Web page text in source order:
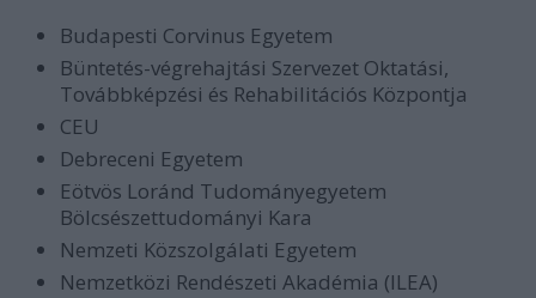
Budapesti Corvinus Egyetem
Büntetés-végrehajtási Szervezet Oktatási,
Továbbképzési és Rehabilitációs Központja
CEU
Debreceni Egyetem
Eötvös Loránd Tudományegyetem
Bölcsészettudományi Kara
Nemzeti Közszolgálati Egyetem
Nemzetközi Rendészeti Akadémia (ILEA)